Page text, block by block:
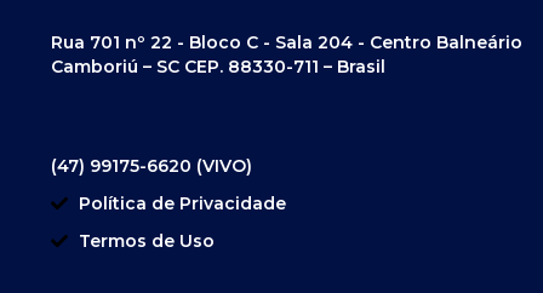
Rua 701 nº 22 - Bloco C - Sala 204 - Centro Balneário
Camboriú – SC CEP. 88330-711 – Brasil
(47) 99175-6620 (VIVO)
Política de Privacidade
Termos de Uso